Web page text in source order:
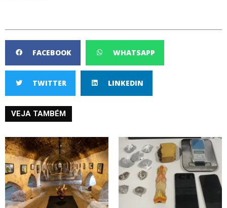
FACEBOOK WHATSAPP
TWITTER LINKEDIN
VEJA TAMBÉM